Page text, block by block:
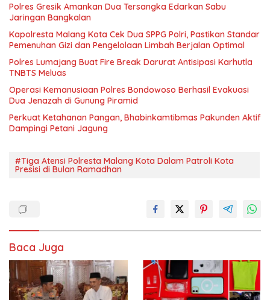
Polres Gresik Amankan Dua Tersangka Edarkan Sabu
Jaringan Bangkalan
Kapolresta Malang Kota Cek Dua SPPG Polri, Pastikan Standar
Pemenuhan Gizi dan Pengelolaan Limbah Berjalan Optimal
Polres Lumajang Buat Fire Break Darurat Antisipasi Karhutla
TNBTS Meluas
Operasi Kemanusiaan Polres Bondowoso Berhasil Evakuasi
Dua Jenazah di Gunung Piramid
Perkuat Ketahanan Pangan, Bhabinkamtibmas Pakunden Aktif
Dampingi Petani Jagung
#Tiga Atensi Polresta Malang Kota Dalam Patroli Kota
Presisi di Bulan Ramadhan
Baca Juga